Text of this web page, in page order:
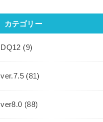
カテゴリー
DQ12 (9)
ver.7.5 (81)
ver8.0 (88)